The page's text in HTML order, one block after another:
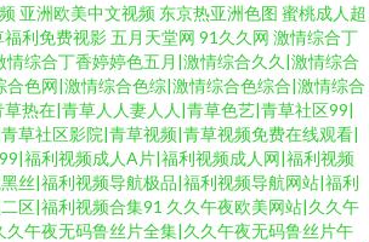
亚洲欧美中文视频 东京热亚洲色图 蜜桃成人超
福利免费视影五月天堂网 91久久网 激情综合丁
综合丁香婷婷色五月|激情综合久久|激情综合
色网|激情综合色综|激情综合色综合|激情综合
热在|青草人人妻人人|青草色艺|青草社区99|
草社区影院|青草视频|青草视频免费在线观看|
福利视频成人A片|福利视频成人网|福利视频
丝|福利视频导航极品|福利视频导航网站|福利
区|福利视频合集91 久久午夜欧美网站|久久午
午夜无码鲁丝片全集|久久午夜无码鲁丝片午